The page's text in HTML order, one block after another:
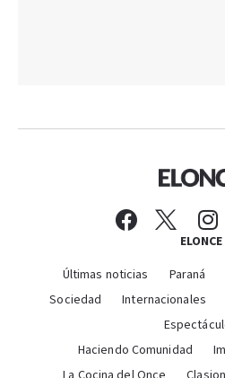
ELONCE
Últimas noticias Paraná
Sociedad
Internacionales
Haciendo Comunidad